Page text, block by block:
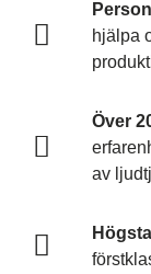
hjälpa
Över
av